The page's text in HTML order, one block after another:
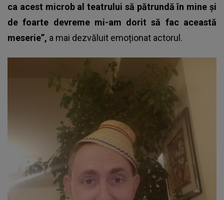
ca acest microb al teatrului să pătrundă în mine și
de foarte devreme mi-am dorit să fac această
meserie”, a mai dezvăluit emoționat actorul.